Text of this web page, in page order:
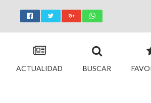
ACTUALIDAD BUSCAR